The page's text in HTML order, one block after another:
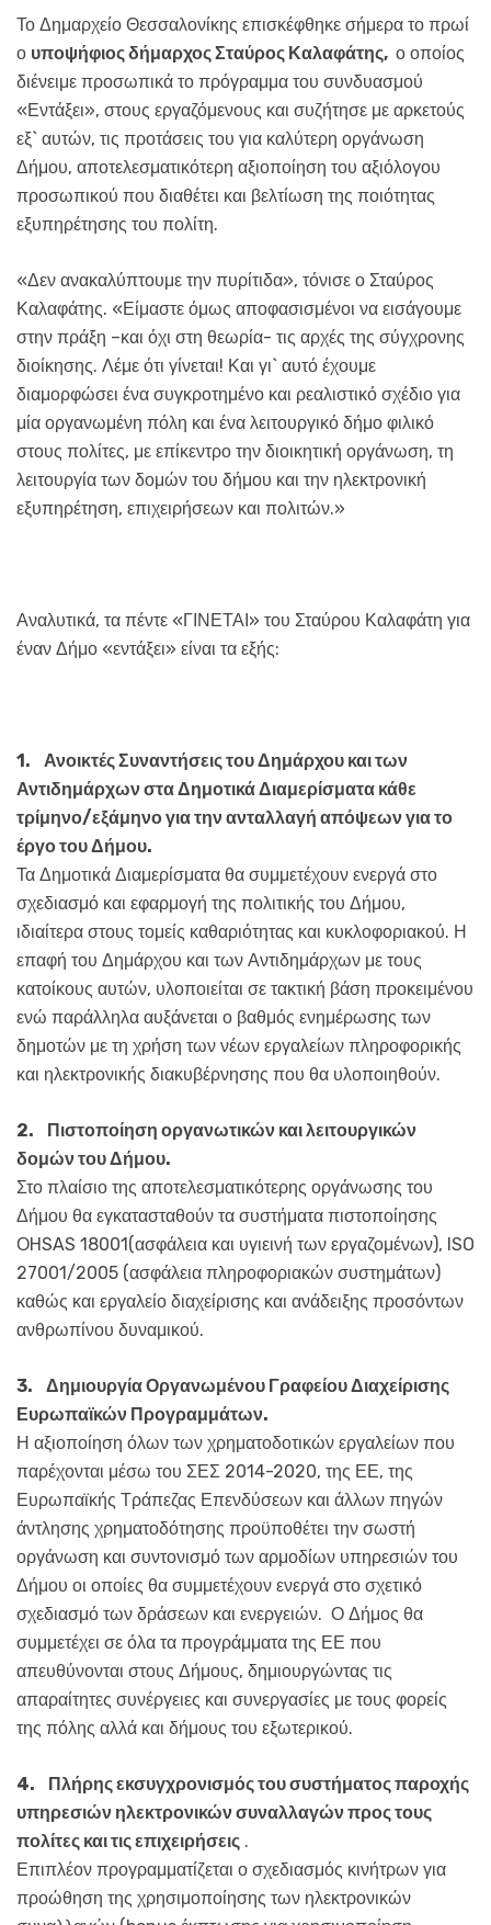
Το Δημαρχείο Θεσσαλονίκης επισκέφθηκε σήμερα το πρωί
ο υποψήφιος δήμαρχος Σταύρος Καλαφάτης, ο οποίος
διένειμε προσωπικά το πρόγραμμα του συνδυασμού
«Εντάξει», στους εργαζόμενους και συζήτησε με αρκετούς
εξ` αυτών, τις προτάσεις του για καλύτερη οργάνωση
Δήμου, αποτελεσματικότερη αξιοποίηση του αξιόλογου
προσωπικού που διαθέτει και βελτίωση της ποιότητας
εξυπηρέτησης του πολίτη.
«Δεν ανακαλύπτουμε την πυρίτιδα», τόνισε ο Σταύρος
Καλαφάτης. «Είμαστε όμως αποφασισμένοι να εισάγουμε
στην πράξη –και όχι στη θεωρία- τις αρχές της σύγχρονης
διοίκησης. Λέμε ότι γίνεται! Και γι` αυτό έχουμε
διαμορφώσει ένα συγκροτημένο και ρεαλιστικό σχέδιο για
μία οργανωμένη πόλη και ένα λειτουργικό δήμο φιλικό
στους πολίτες, με επίκεντρο την διοικητική οργάνωση, τη
λειτουργία των δομών του δήμου και την ηλεκτρονική
εξυπηρέτηση, επιχειρήσεων και πολιτών.»
Αναλυτικά, τα πέντε «ΓΙΝΕΤΑΙ» του Σταύρου Καλαφάτη για
έναν Δήμο «εντάξει» είναι τα εξής:
1. Ανοικτές Συναντήσεις του Δημάρχου και των
Αντιδημάρχων στα Δημοτικά Διαμερίσματα κάθε
τρίμηνο/εξάμηνο για την ανταλλαγή απόψεων για το
έργο του Δήμου.
Τα Δημοτικά Διαμερίσματα θα συμμετέχουν ενεργά στο
σχεδιασμό και εφαρμογή της πολιτικής του Δήμου,
ιδιαίτερα στους τομείς καθαριότητας και κυκλοφοριακού. Η
επαφή του Δημάρχου και των Αντιδημάρχων με τους
κατοίκους αυτών, υλοποιείται σε τακτική βάση προκειμένου
ενώ παράλληλα αυξάνεται ο βαθμός ενημέρωσης των
δημοτών με τη χρήση των νέων εργαλείων πληροφορικής
και ηλεκτρονικής διακυβέρνησης που θα υλοποιηθούν.
2.
Πιστοποίηση οργανωτικών και λειτουργικών
δομών του Δήμου.
Στο πλαίσιο της αποτελεσματικότερης οργάνωσης του
Δήμου θα εγκατασταθούν τα συστήματα πιστοποίησης
ΟHSAS 18001(ασφάλεια και υγιεινή των εργαζομένων), ISO
27001/2005 (ασφάλεια πληροφοριακών συστημάτων)
καθώς και εργαλείο διαχείρισης και ανάδειξης προσόντων
ανθρωπίνου δυναμικού.
3. Δημιουργία Οργανωμένου Γραφείου Διαχείρισης
Ευρωπαϊκών Προγραμμάτων.
Η αξιοποίηση όλων των χρηματοδοτικών εργαλείων που
παρέχονται μέσω του ΣΕΣ 2014-2020, της ΕΕ, της
Ευρωπαϊκής Τράπεζας Επενδύσεων και άλλων πηγών
άντλησης χρηματοδότησης προϋποθέτει την σωστή
οργάνωση και συντονισμό των αρμοδίων υπηρεσιών του
Δήμου οι οποίες θα συμμετέχουν ενεργά στο σχετικό
σχεδιασμό των δράσεων και ενεργειών. Ο Δήμος θα
συμμετέχει σε όλα τα προγράμματα της ΕΕ που
απευθύνονται στους Δήμους, δημιουργώντας τις
απαραίτητες συνέργειες και συνεργασίες με τους φορείς
της πόλης αλλά και δήμους του εξωτερικού.
4.
Πλήρης εκσυγχρονισμός του συστήματος παροχής
υπηρεσιών ηλεκτρονικών συναλλαγών προς τους
πολίτες και τις επιχειρήσεις .
Επιπλέον προγραμματίζεται ο σχεδιασμός κινήτρων για
προώθηση της χρησιμοποίησης των ηλεκτρονικών